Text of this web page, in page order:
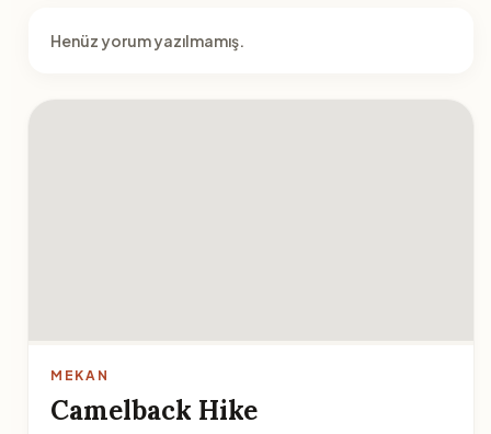
Henüz yorum yazılmamış.
MEKAN
Camelback Hike